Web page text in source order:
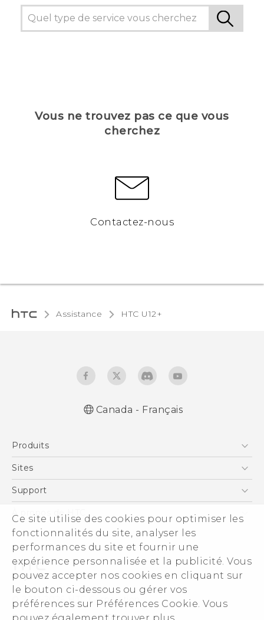
Ce site utilise des cookies pour optimiser les
fonctionnalités du site, analyser les
performances du site et fournir une
expérience personnalisée et la publicité. Vous
pouvez accepter nos cookies en cliquant sur
le bouton ci-dessous ou gérer vos
préférences sur Préférences Cookie. Vous
Vous ne trouvez pas ce que vous
cherchez
Contactez-nous
Assistance HTC U12+‎
Canada - Français
Produits
5G
EXODUS
VIVE
VIVEPORT
Sites
HTC Dev
Support
Statut de la commande
Aide à la commande
Politique de garantie
À propos de HTC
ESG
Investisseurs (Anglais)
Sécurité du produit
Politique de confidentialité
Carrières
© 2011-2026 HTC Corporation